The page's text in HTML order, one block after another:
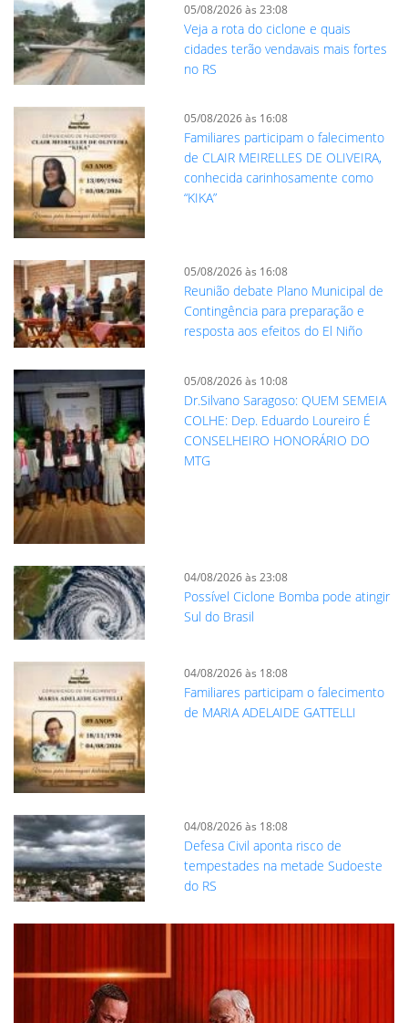
05/08/2026 às 23:08
Veja a rota do ciclone e quais
cidades terão vendavais mais fortes
no RS
05/08/2026 às 16:08
Familiares participam o falecimento
de CLAIR MEIRELLES DE OLIVEIRA,
conhecida carinhosamente como
“KIKA”
05/08/2026 às 16:08
Reunião debate Plano Municipal de
Contingência para preparação e
resposta aos efeitos do El Niño
05/08/2026 às 10:08
Dr.Silvano Saragoso: QUEM SEMEIA
COLHE: Dep. Eduardo Loureiro É
CONSELHEIRO HONORÁRIO DO
MTG
04/08/2026 às 23:08
Possível Ciclone Bomba pode atingir
Sul do Brasil
04/08/2026 às 18:08
Familiares participam o falecimento
de MARIA ADELAIDE GATTELLI
04/08/2026 às 18:08
Defesa Civil aponta risco de
tempestades na metade Sudoeste
do RS